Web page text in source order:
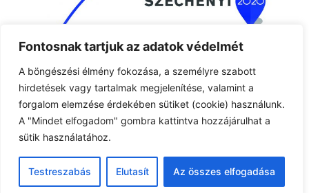
Fontosnak tartjuk az adatok védelmét
A böngészési élmény fokozása, a személyre szabott
hirdetések vagy tartalmak megjelenítése, valamint a
forgalom elemzése érdekében sütiket (cookie) használunk.
A "Mindet elfogadom" gombra kattintva hozzájárulhat a
sütik használatához.
Testreszabás Elutasít Az összes elfogadása